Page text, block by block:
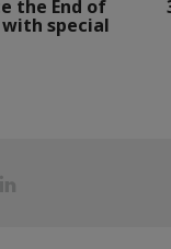
the End of
with special
Partager